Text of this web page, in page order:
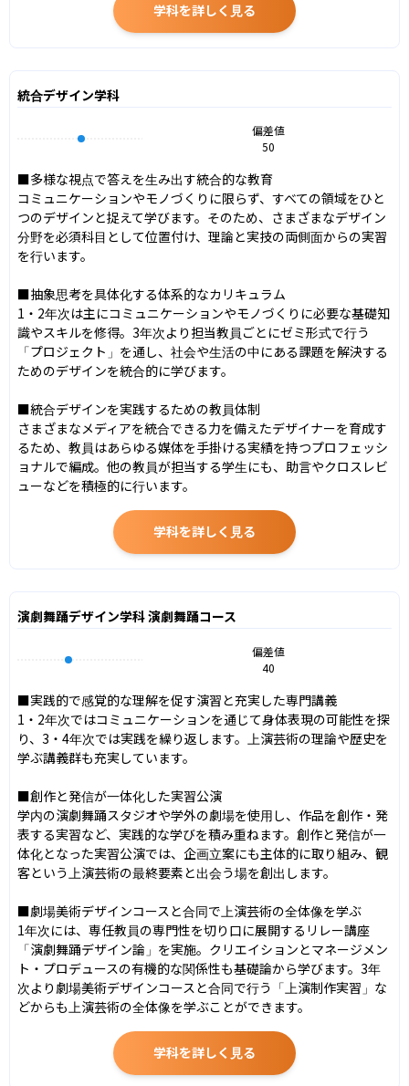
学科を詳しく見る
統合デザイン学科
偏差値
50
■多様な視点で答えを生み出す統合的な教育
コミュニケーションやモノづくりに限らず、すべての領域をひと
つのデザインと捉えて学びます。そのため、さまざまなデザイン
分野を必須科目として位置付け、理論と実技の両側面からの実習
を行います。
■抽象思考を具体化する体系的なカリキュラム
1・2年次は主にコミュニケーションやモノづくりに必要な基礎知
識やスキルを修得。3年次より担当教員ごとにゼミ形式で行う
「プロジェクト」を通し、社会や生活の中にある課題を解決する
ためのデザインを統合的に学びます。
■統合デザインを実践するための教員体制
さまざまなメディアを統合できる力を備えたデザイナーを育成す
るため、教員はあらゆる媒体を手掛ける実績を持つプロフェッシ
ョナルで編成。他の教員が担当する学生にも、助言やクロスレビ
ューなどを積極的に行います。
学科を詳しく見る
演劇舞踊デザイン学科 演劇舞踊コース
偏差値
40
■実践的で感覚的な理解を促す演習と充実した専門講義
1・2年次ではコミュニケーションを通じて身体表現の可能性を探
り、3・4年次では実践を繰り返します。上演芸術の理論や歴史を
学ぶ講義群も充実しています。
■創作と発信が一体化した実習公演
学内の演劇舞踊スタジオや学外の劇場を使用し、作品を創作・発
表する実習など、実践的な学びを積み重ねます。創作と発信が一
体化となった実習公演では、企画立案にも主体的に取り組み、観
客という上演芸術の最終要素と出会う場を創出します。
■劇場美術デザインコースと合同で上演芸術の全体像を学ぶ
1年次には、専任教員の専門性を切り口に展開するリレー講座
「演劇舞踊デザイン論」を実施。クリエイションとマネージメン
ト・プロデュースの有機的な関係性も基礎論から学びます。3年
次より劇場美術デザインコースと合同で行う「上演制作実習」な
どからも上演芸術の全体像を学ぶことができます。
学科を詳しく見る